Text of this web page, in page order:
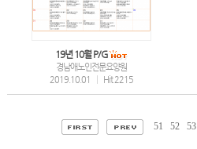
19년 10월 P/G
경남애노인전문요양원
2019.10.01
Hit 2215
51 52 53